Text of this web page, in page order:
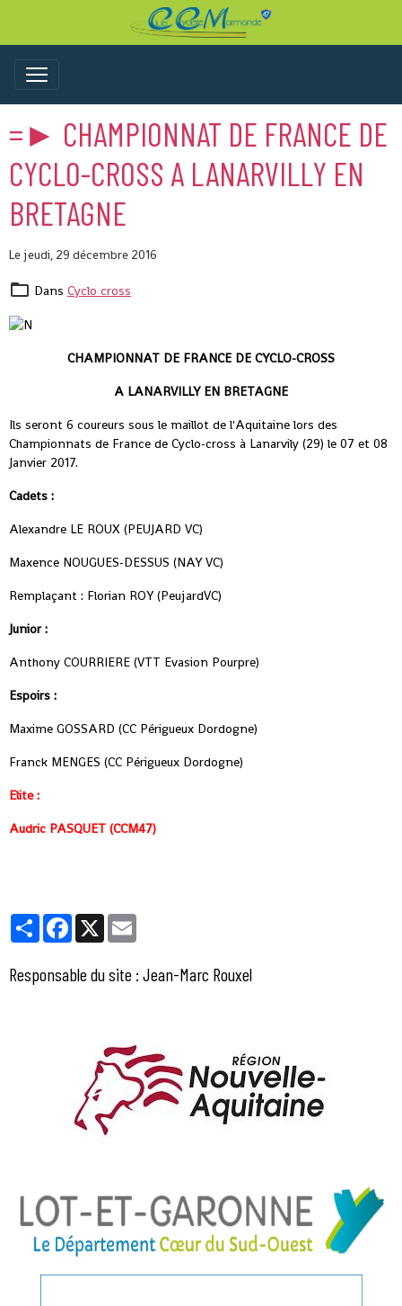
=► CHAMPIONNAT DE FRANCE DE
CYCLO-CROSS A LANARVILLY EN
BRETAGNE
Le jeudi, 29 décembre 2016
Dans Cyclo cross
CHAMPIONNAT DE FRANCE DE CYCLO-CROSS
A LANARVILLY EN BRETAGNE
Ils seront 6 coureurs sous le maillot de l'Aquitaine lors des
Championnats de France de Cyclo-cross à Lanarvily (29) le 07 et 08
Janvier 2017.
Cadets :
Alexandre LE ROUX (PEUJARD VC)
Maxence NOUGUES-DESSUS (NAY VC)
Remplaçant : Florian ROY (PeujardVC)
Junior :
Anthony COURRIERE (VTT Evasion Pourpre)
Espoirs :
Maxime GOSSARD (CC Périgueux Dordogne)
Franck MENGES (CC Périgueux Dordogne)
Elite :
Audric PASQUET (CCM47)
PartagerFacebook
X
Responsable du site : Jean-Marc Rouxel